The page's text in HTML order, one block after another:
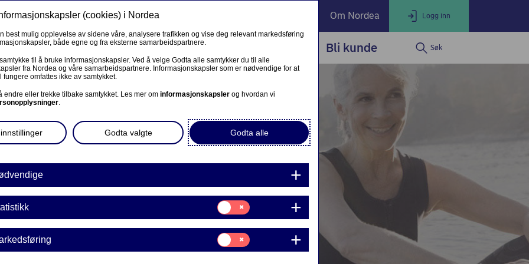
Privat Om Nordea Logg inn
LOGG INN
Nettbank Privat
Nordea Business
Nordea Corporate
Endre eller fullfør private lånesøknader
Mine lånesøknader
BEDRIFT
Corporate Netbank
AutoFX Hedging
Bedriftens dokumenter
Våre sider -kundeinformasjon
VPS Investortjenester
VPS Foretakstjenester
Våre produkter Fagforbund Bli kunde Søk
bør
og ingen
levere. For å være så
kan tenke på.
(cookies) i Nordea
best mulig opplevelse av sidene våre, analysere trafikken og vise deg relevant markedsføring
både egne og fra eksterne samarbeidspartnere.
til å bruke informasjonskapsler. Ved å velge Godta alle samtykker du til alle
fra Nordea og våre samarbeidspartnere. Informasjonskapsler som er nødvendige for at
fungere omfattes ikke av samtykket.
endre eller trekke tilbake samtykket. Les mer om informasjonskapsler og hvordan vi
.
Godta alle
Godta valgte
Samtykke
til:
Statistikk
Samtykke
til:
Markedsføring